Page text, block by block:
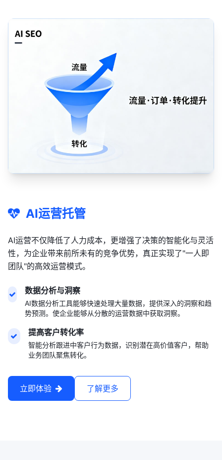
AI运营托管
AI运营不仅降低了人力成本，更增强了决策的智能化与灵活
性，为企业带来前所未有的竞争优势，真正实现了"一人即
团队"的高效运营模式。
数据分析与洞察
AI数据分析工具能够快速处理大量数据，提供深入的洞察和趋
势预测。使企业能够从分散的运营数据中获取洞察。
提高客户转化率
智能分析跟进中客户行为数据，识别潜在高价值客户，帮助
业务团队聚焦转化。
立即体验 了解更多